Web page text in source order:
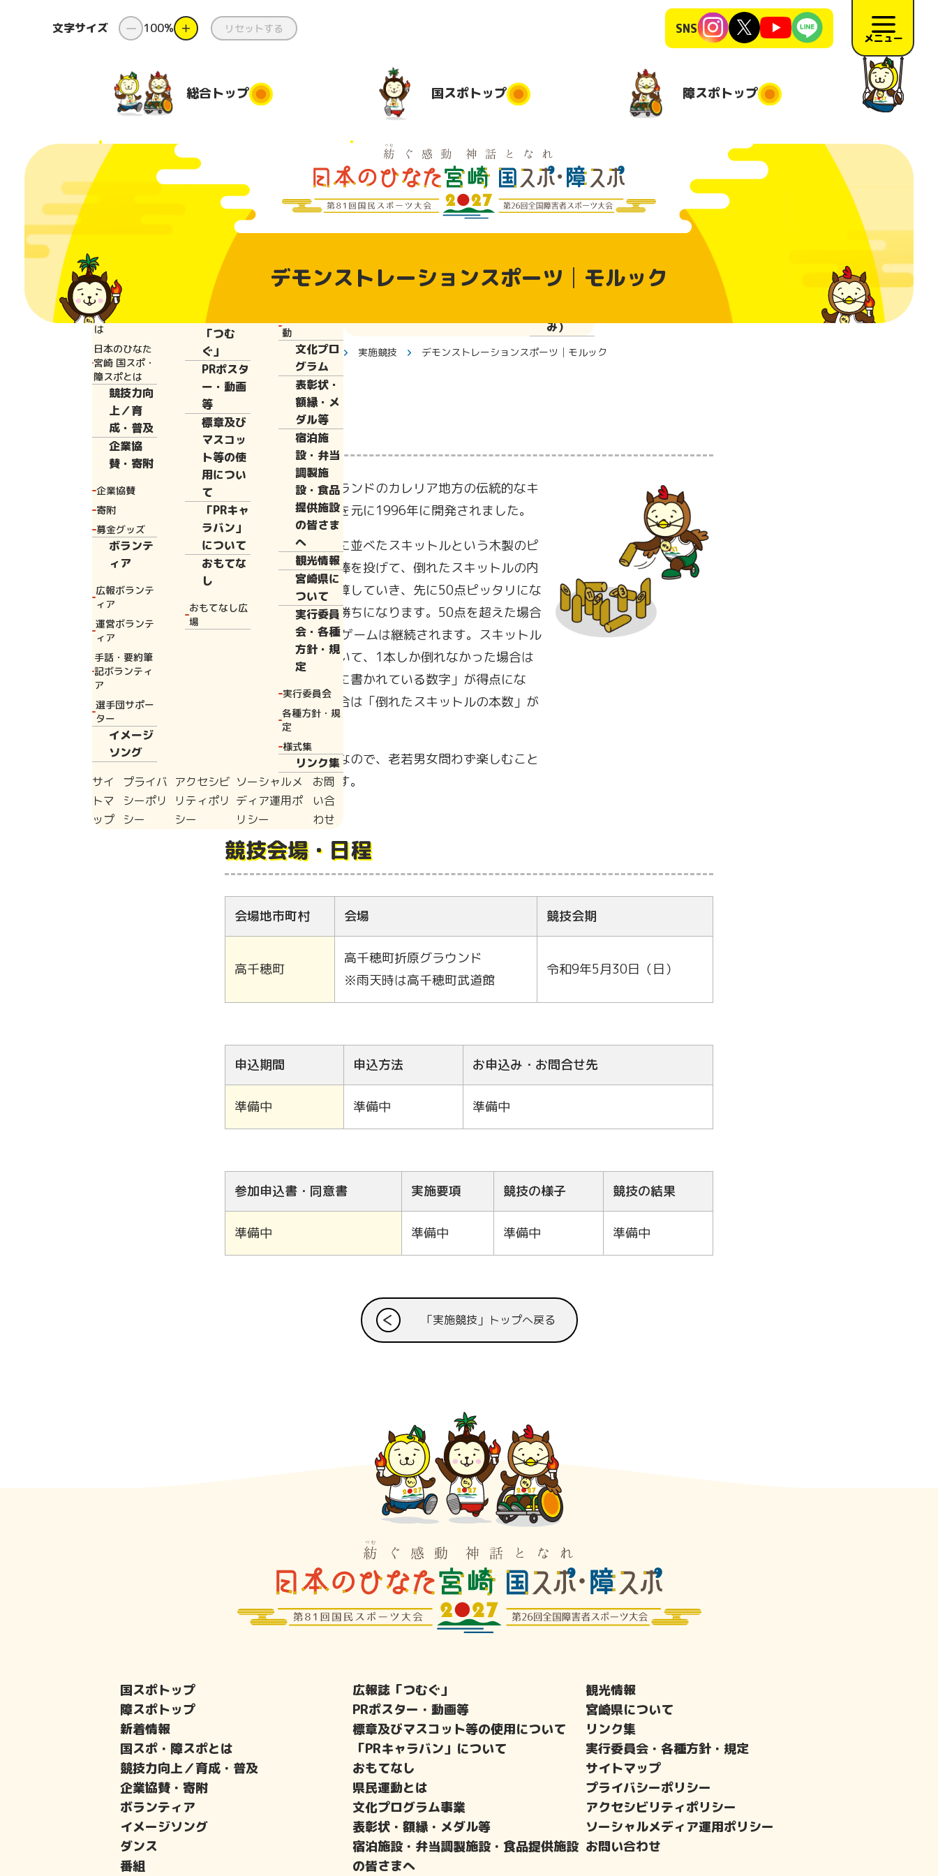
文字サイズ ー 100% ＋ リセットする SNS
メニュー
総合トップ
総合トップ
日本のふるさ
と宮崎国体と
は
日本のひなた
宮崎 国スポ・
障スポとは
競技力向
上／育
成・普及
企業協
賛・寄附
企業協賛
寄附
募金グッズ
ボランテ
ィア
広報ボランテ
ィア
運営ボランテ
ィア
手話・要約筆
記ボランティ
ア
選手団サポー
ター
イメージ
ソング
ダンス
ダンス出前授
コンテスト
番組
広報誌
「つむ
ぐ」
PRポスタ
ー・動画
等
標章及び
マスコッ
ト等の使
用につい
て
「PRキャ
ラバン」
について
おもてな
し
おもてなし広
場
都道府県応援
団
動
文化プロ
グラム
表彰状・
額縁・メ
ダル等
宿泊施
設・弁当
調製施
設・食品
提供施設
の皆さま
へ
観光情報
宮崎県に
ついて
実行委員
会・各種
方針・規
定
実行委員会
各種方針・規
定
様式集
リンク集
サイ
トマ
ップ
プライバ
シーポリ
シー
アクセシビ
リティポリ
シー
ソーシャルメ
ディア運用ポ
リシー
お問
い合
わせ
国スポトップ
国スポトップ
競技会場
ハーサル
ョンスポ
ーツ（参
み）
障スポトップ
障スポトップ
地
リハーサ
ル大会
デモンストレーションスポーツ│モルック
国スポトップ 実施競技 デモンストレーションスポーツ│モルック
競技内容
モルックは、フィンランドのカレリア地方の伝統的なキ
イッカというゲームを元に1996年に開発されました。
３～４ｍ離れた地点に並べたスキットルという木製のピ
ンにモルックという棒を投げて、倒れたスキットルの内
容によって得点を加算していき、先に50点ピッタリにな
るまで得点した方が勝ちになります。50点を超えた場合
は25点へ減点され、ゲームは継続されます。スキットル
には数字が書かれていて、1本しか倒れなかった場合は
「倒れたスキットルに書かれている数字」が得点にな
り、複数本倒れた場合は「倒れたスキットルの本数」が
得点になります。
とても簡単なルールなので、老若男女問わず楽しむこと
のできるスポーツです。
競技会場・日程
会場地市町村 会場 競技会期
高千穂町
高千穂町折原グラウンド
※雨天時は高千穂町武道館
令和9年5月30日（日）
申込期間 申込方法 お申込み・お問合せ先
準備中 準備中 準備中
参加申込書・同意書 実施要項 競技の様子 競技の結果
準備中 準備中 準備中 準備中
「実施競技」トップへ戻る
国スポトップ
障スポトップ
新着情報
国スポ・障スポとは
競技力向上／育成・普及
企業協賛・寄附
ボランティア
イメージソング
ダンス
番組
広報誌「つむぐ」
PRポスター・動画等
標章及びマスコット等の使用について
「PRキャラバン」について
おもてなし
県民運動とは
文化プログラム事業
表彰状・額縁・メダル等
宿泊施設・弁当調製施設・食品提供施設
の皆さまへ
観光情報
宮崎県について
リンク集
実行委員会・各種方針・規定
サイトマップ
プライバシーポリシー
アクセシビリティポリシー
ソーシャルメディア運用ポリシー
お問い合わせ